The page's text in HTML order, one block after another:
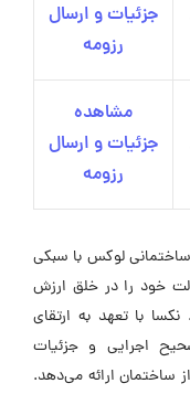
جزئیات و ارسال
رزومه
مشاهده
جزئیات و ارسال
رزومه
ساختمانی لوکس با سبکی
خود را در خلق ارزش
با تعهد به ارتقای
اجرایی و جزئیات
ساختمان ارائه می‌دهد.